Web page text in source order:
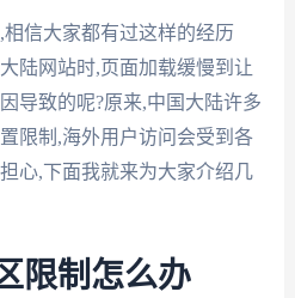
信大家都有过这样的经历
陆网站时,页面加载缓慢到让
导致的呢?原来,中国大陆许多
限制,海外用户访问会受到各
心,下面我就来为大家介绍几
限制怎么办